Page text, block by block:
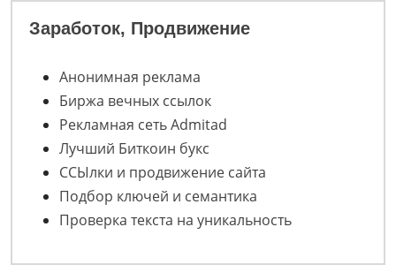
Заработок, Продвижение
Анонимная реклама
Биржа вечных ссылок
Рекламная сеть Admitad
Лучший Биткоин букс
ССЫлки и продвижение сайта
Подбор ключей и семантика
Проверка текста на уникальность